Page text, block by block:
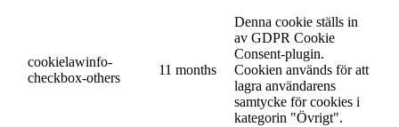
cookielawinfo-
checkbox-others
11 months
Denna cookie ställs in
av GDPR Cookie
Consent-plugin.
Cookien används för att
lagra användarens
samtycke för cookies i
kategorin "Övrigt".